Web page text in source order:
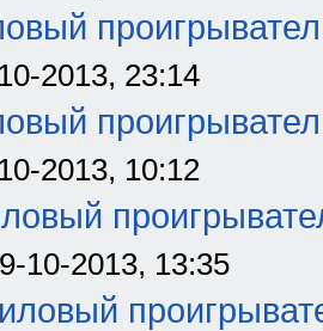
2013, 23:14
2013, 10:12
10-2013, 13:35